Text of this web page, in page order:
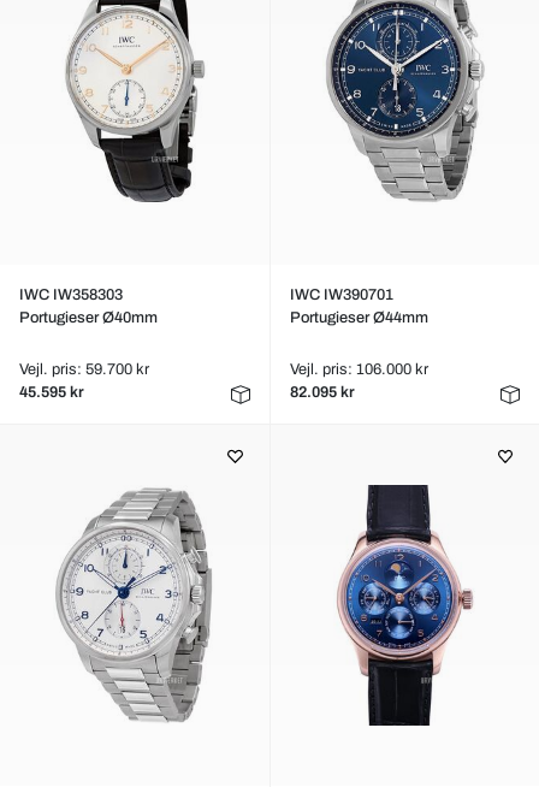
IWC IW358303
Portugieser Ø40mm
Vejl. pris: 59.700 kr
45.595 kr
IWC IW390701
Portugieser Ø44mm
Vejl. pris: 106.000 kr
82.095 kr